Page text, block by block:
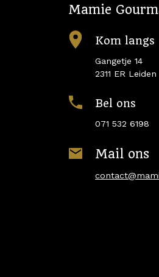
Mamie
Kom langs
Gangetje 14
2311 ER Leiden
Bel ons
071 532 6198
Mail ons